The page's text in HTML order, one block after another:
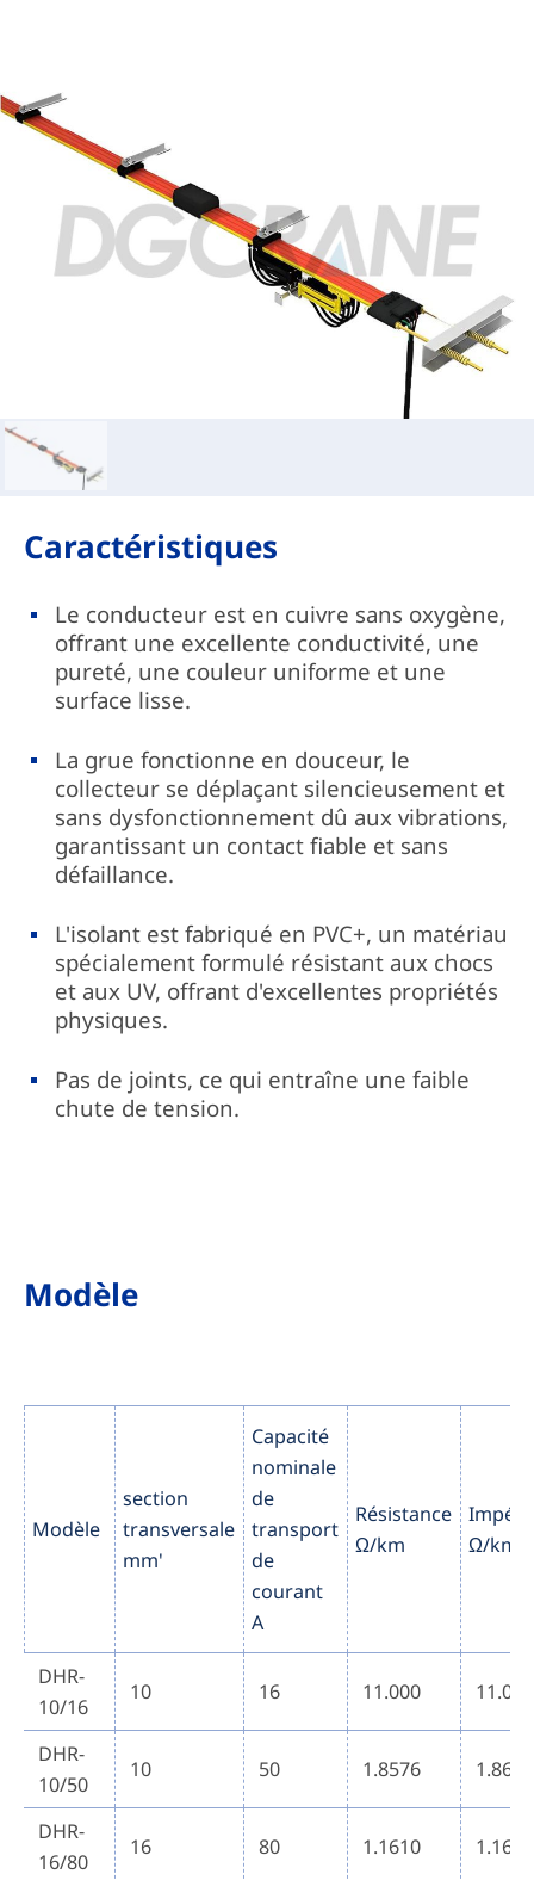
Caractéristiques
Le conducteur est en cuivre sans oxygène,
offrant une excellente conductivité, une
pureté, une couleur uniforme et une
surface lisse.
La grue fonctionne en douceur, le
collecteur se déplaçant silencieusement et
sans dysfonctionnement dû aux vibrations,
garantissant un contact fiable et sans
défaillance.
L'isolant est fabriqué en PVC+, un matériau
spécialement formulé résistant aux chocs
et aux UV, offrant d'excellentes propriétés
physiques.
Pas de joints, ce qui entraîne une faible
chute de tension.
Modèle
Modèle
section
transversale
mm'
Capacité
nominale
de
transport
de
courant
A
Résistance
Ω/km
Ω/km
DHR-
10/16
10 16 11.000 11.006
DHR-
10/50
10 50 1.8576 1.8614
DHR-
16/80
16 80 1.1610 1.1670